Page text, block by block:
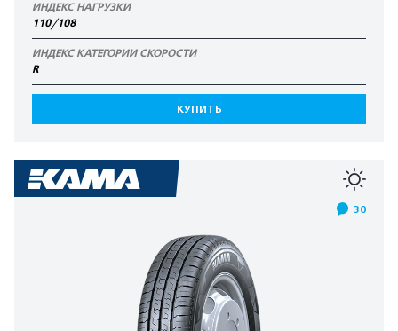
ИНДЕКС НАГРУЗКИ
110/108
ИНДЕКС КАТЕГОРИИ СКОРОСТИ
R
КУПИТЬ
30